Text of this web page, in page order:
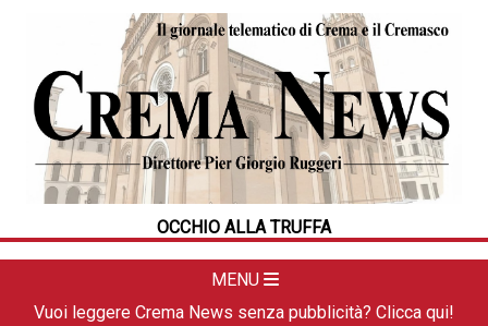
OCCHIO ALLA TRUFFA
MENU
HOME
CRONACA
POLITICA
LA FOTO
DAL TERRITORIO
Vuoi leggere Crema News senza pubblicità? Clicca qui!